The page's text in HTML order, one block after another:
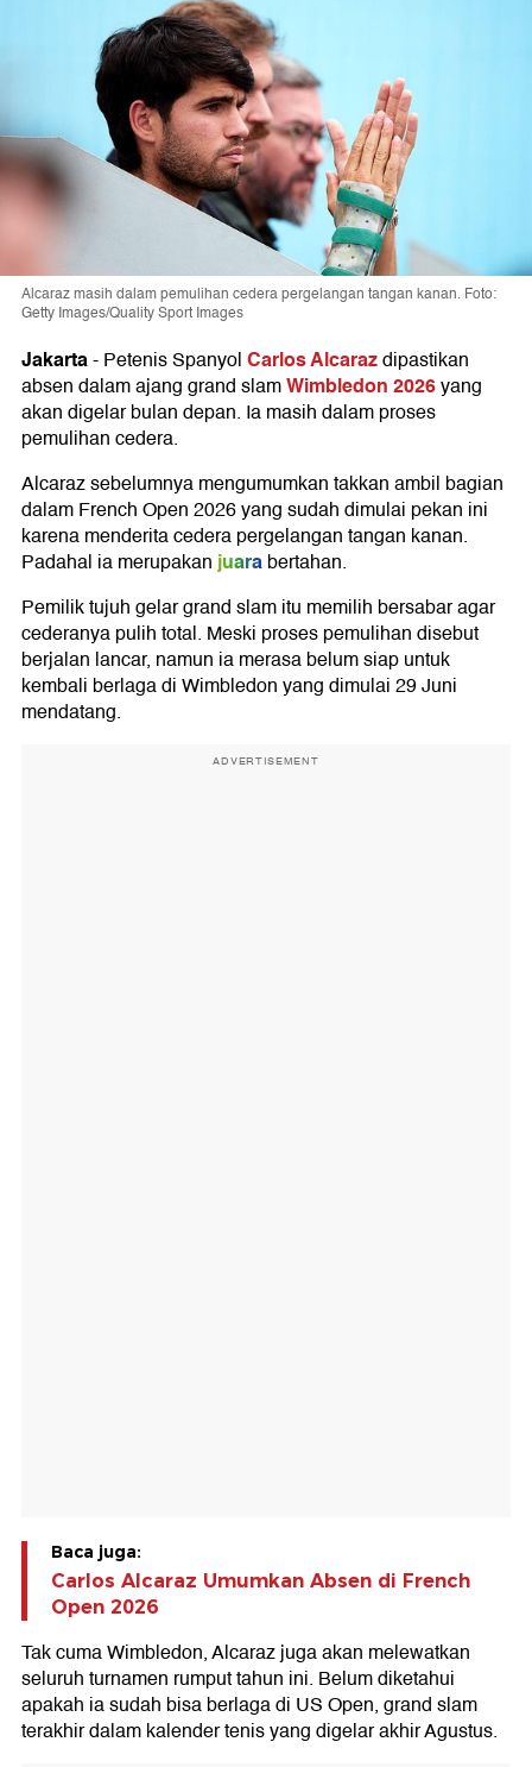
Alcaraz masih dalam pemulihan cedera pergelangan tangan kanan. Foto:
Getty Images/Quality Sport Images
Jakarta-Petenis SpanyolCarlos Alcarazdipastikan
absen dalam ajang grand slamWimbledon 2026yang
akan digelar bulan depan. Ia masih dalam proses
pemulihan cedera.
Alcaraz sebelumnya mengumumkan takkan ambil bagian
dalam French Open 2026 yang sudah dimulai pekan ini
karena menderita cedera pergelangan tangan kanan.
Padahal ia merupakanjuarabertahan.
Pemilik tujuh gelar grand slam itu memilih bersabar agar
cederanya pulih total. Meski proses pemulihan disebut
berjalan lancar, namun ia merasa belum siap untuk
kembali berlaga di Wimbledon yang dimulai 29 Juni
mendatang.
ADVERTISEMENT
Baca juga:
Carlos Alcaraz Umumkan Absen di French
Open 2026
Tak cuma Wimbledon, Alcaraz juga akan melewatkan
seluruh turnamen rumput tahun ini. Belum diketahui
apakah ia sudah bisa berlaga di US Open, grand slam
terakhir dalam kalender tenis yang digelar akhir Agustus.